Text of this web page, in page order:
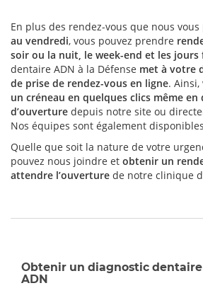
En plus des rendez-vous que nous vous
au vendredi, vous pouvez prendre
soir ou la nuit, le week-end et les jours
dentaire ADN à la Défense met à votre
de prise de rendez-vous en ligne. Ainsi,
un créneau en quelques clics même
d’ouverture depuis notre site ou
Nos équipes sont également
Quelle que soit la nature de votre
pouvez nous joindre et obtenir un
attendre l’ouverture de notre clinique
Obtenir un diagnostic
ADN